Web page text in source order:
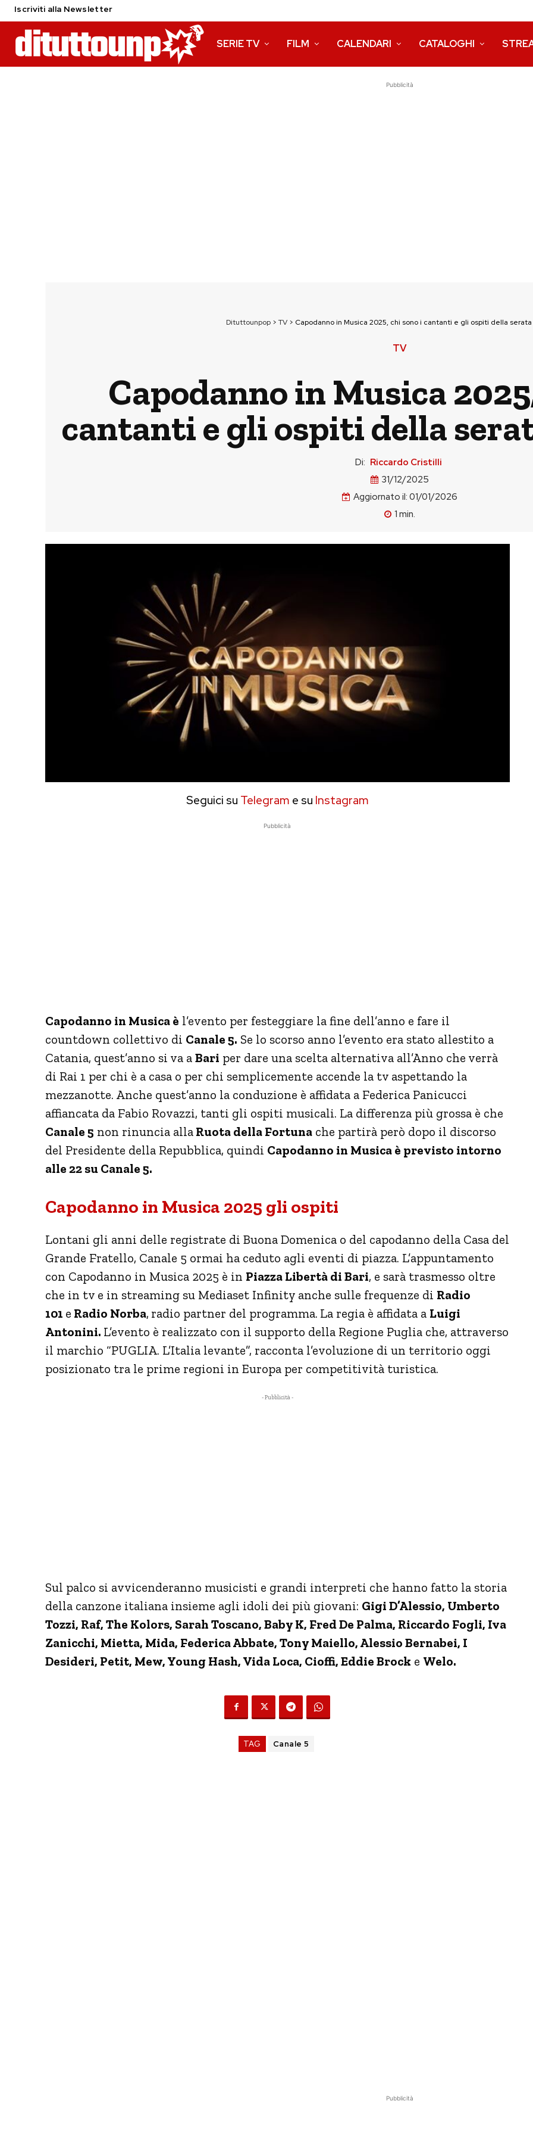
Iscriviti alla Newsletter
SERIE TV FILM CALENDARI CATALOGHI
Pubblicità
Dituttounpop> TV> Capodanno in Musica 2025, chi sono i cantanti e gli ospiti della serata
TV
Capodanno in Musica
cantanti e gli ospiti della
Di: Riccardo Cristilli
31/12/2025
Aggiornato il: 01/01/2026
1 min.
Seguici su Telegram e su Instagram
Pubblicità
Capodanno in Musica è l’evento per festeggiare la fine dell’anno e fare il
countdown collettivo di Canale 5. Se lo scorso anno l’evento era stato allestito a
Catania, quest’anno si va a Bari per dare una scelta alternativa all’Anno che verrà
di Rai 1 per chi è a casa o per chi semplicemente accende la tv aspettando la
mezzanotte. Anche quest’anno la conduzione è affidata a Federica Panicucci
affiancata da Fabio Rovazzi, tanti gli ospiti musicali. La differenza più grossa è che
Canale 5 non rinuncia alla Ruota della Fortuna che partirà però dopo il discorso
del Presidente della Repubblica, quindi Capodanno in Musica è previsto intorno
alle 22 su Canale 5.
Capodanno in Musica 2025 gli ospiti
Lontani gli anni delle registrate di Buona Domenica o del capodanno della Casa del
Grande Fratello, Canale 5 ormai ha ceduto agli eventi di piazza. L’appuntamento
con Capodanno in Musica 2025 è in Piazza Libertà di Bari, e sarà trasmesso oltre
che in tv e in streaming su Mediaset Infinity anche sulle frequenze di Radio
101 e Radio Norba, radio partner del programma. La regia è affidata a Luigi
Antonini. L’evento è realizzato con il supporto della Regione Puglia che, attraverso
il marchio “PUGLIA. L’Italia levante”, racconta l’evoluzione di un territorio oggi
posizionato tra le prime regioni in Europa per competitività turistica.
- Pubblicità -
Sul palco si avvicenderanno musicisti e grandi interpreti che hanno fatto la storia
della canzone italiana insieme agli idoli dei più giovani: Gigi D’Alessio, Umberto
Tozzi, Raf, The Kolors, Sarah Toscano, Baby K, Fred De Palma, Riccardo Fogli, Iva
Zanicchi, Mietta, Mida, Federica Abbate, Tony Maiello, Alessio Bernabei, I
Desideri, Petit, Mew, Young Hash, Vida Loca, Cioffi, Eddie Brock e Welo.
TAG Canale 5